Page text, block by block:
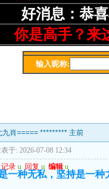
九肖===== ********* 主前
于: 2026-07-08 12:34
记录 u 回复 u 编辑 u
一种无私，坚持是一